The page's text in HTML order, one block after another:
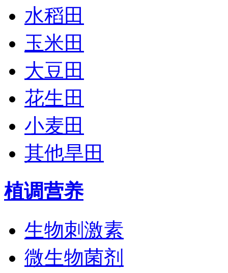
水稻田
玉米田
大豆田
花生田
小麦田
其他旱田
植调营养
生物刺激素
微生物菌剂